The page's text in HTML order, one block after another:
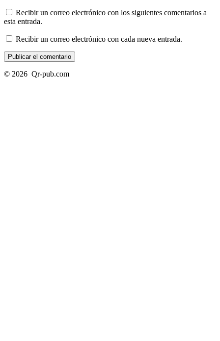
Recibir un correo electrónico con los siguientes comentarios a
esta entrada.
Recibir un correo electrónico con cada nueva entrada.
© 2026 Qr-pub.com